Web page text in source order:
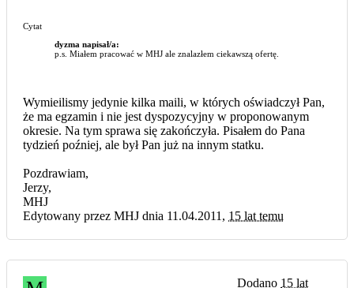
Cytat
dyzma napisał/a:
p.s. Miałem pracować w MHJ ale znalazłem ciekawszą ofertę.
Wymieilismy jedynie kilka maili, w których oświadczył Pan,
że ma egzamin i nie jest dyspozycyjny w proponowanym
okresie. Na tym sprawa się zakończyła. Pisałem do Pana
tydzień poźniej, ale był Pan już na innym statku.
Pozdrawiam,
Jerzy,
MHJ
Edytowany przez MHJ dnia 11.04.2011, 15 lat temu
Dodano 15 lat